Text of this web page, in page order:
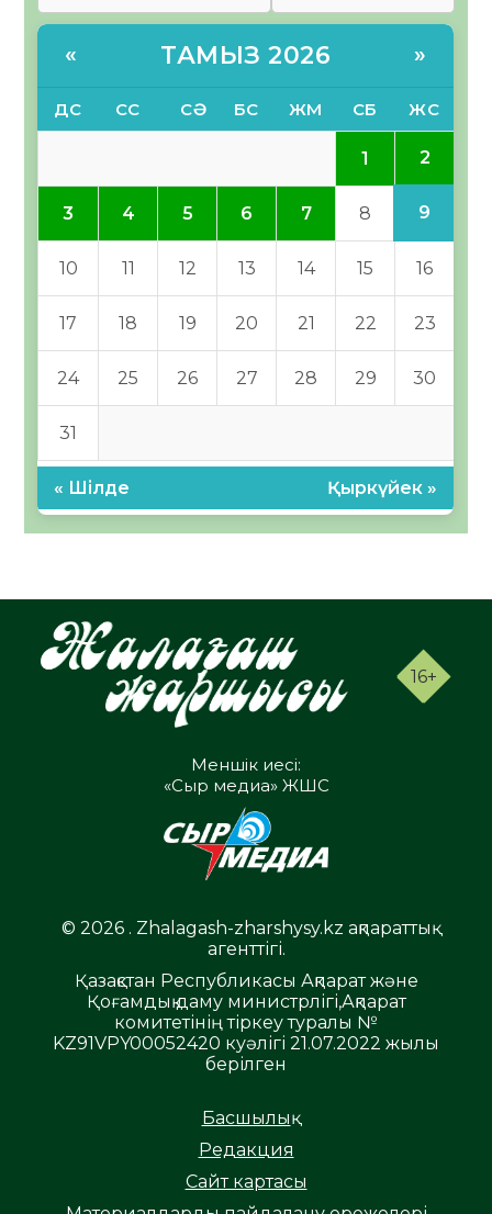
« ТАМЫЗ 2026 »
ДС СС СӘ БС ЖМ СБ ЖС
1 2
3 4 5 6 7 8 9
10 11 12 13 14 15 16
17 18 19 20 21 22 23
24 25 26 27 28 29 30
31
« Шілде Қыркүйек »
16+
Меншік иесі:
«Сыр медиа» ЖШС
© 2026 . Zhalagash-zharshysy.kz ақпараттық
агенттігі.
Қазақстан Республикасы Ақпарат және
Қоғамдық даму министрлігі,Ақпарат
комитетінің тіркеу туралы №
KZ91VPY00052420 куәлігі 21.07.2022 жылы
берілген
Басшылық
Редакция
Сайт картасы